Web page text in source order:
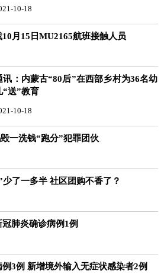
10-18
月15日MU2165航班接触人员
讯：内蒙古“80后”在西部乡村为36名幼
“送”教育
10-18
一洗钱“跑分”犯罪团伙
了一多半 社区团购不香了？
肺炎确诊病例1例
3例 新增境外输入无症状感染者2例